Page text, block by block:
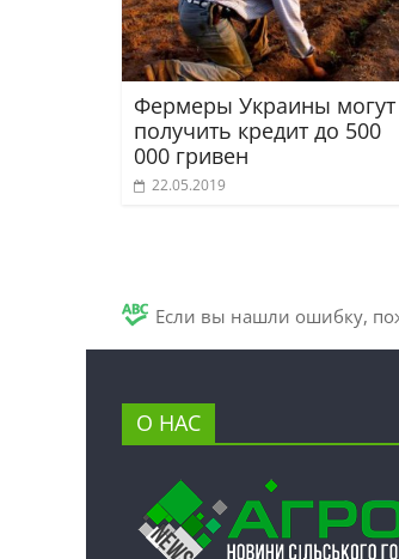
Фермеры Украины могут
получить кредит до 500
000 гривен
22.05.2019
Если вы нашли ошибку,
О НАС